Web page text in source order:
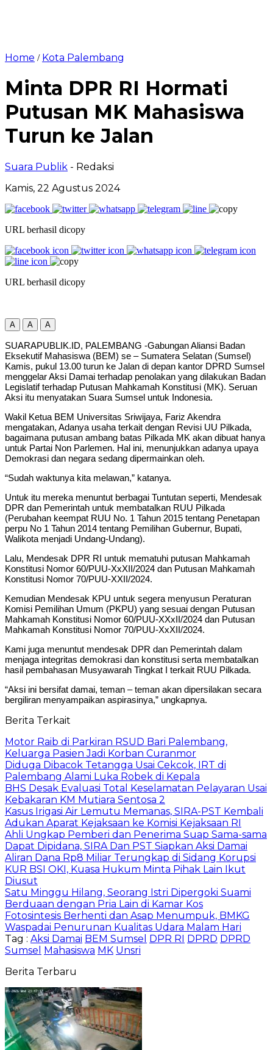
Home / Kota Palembang
Minta DPR RI Hormati
Putusan MK Mahasiswa
Turun ke Jalan
Suara Publik - Redaksi
Kamis, 22 Agustus 2024
URL berhasil dicopy
URL berhasil dicopy
A A A
SUARAPUBLIK.ID, PALEMBANG -Gabungan Aliansi Badan
Eksekutif Mahasiswa (BEM) se – Sumatera Selatan (Sumsel)
Kamis, pukul 13.00 turun ke Jalan di depan kantor DPRD Sumsel
menggelar Aksi Damai terhadap penolakan yang dilakukan Badan
Legislatif terhadap Putusan Mahkamah Konstitusi (MK). Seruan
Aksi itu menyatakan Suara Sumsel untuk Indonesia.
Wakil Ketua BEM Universitas Sriwijaya, Fariz Akendra
mengatakan, Adanya usaha terkait dengan Revisi UU Pilkada,
bagaimana putusan ambang batas Pilkada MK akan dibuat hanya
untuk Partai Non Parlemen. Hal ini, menunjukkan adanya upaya
Demokrasi dan negara sedang dipermainkan oleh.
“Sudah waktunya kita melawan,” katanya.
Untuk itu mereka menuntut berbagai Tuntutan seperti, Mendesak
DPR dan Pemerintah untuk membatalkan RUU Pilkada
(Perubahan keempat RUU No. 1 Tahun 2015 tentang Penetapan
perpu No 1 Tahun 2014 tentang Pemilihan Gubernur, Bupati,
Walikota menjadi Undang-Undang).
Lalu, Mendesak DPR RI untuk mematuhi putusan Mahkamah
Konstitusi Nomor 60/PUU-XxXII/2024 dan Putusan Mahkamah
Konstitusi Nomor 70/PUU-XXII/2024.
Kemudian Mendesak KPU untuk segera menyusun Peraturan
Komisi Pemilihan Umum (PKPU) yang sesuai dengan Putusan
Mahkamah Konstitusi Nomor 60/PUU-XXxII/2024 dan Putusan
Mahkamah Konstitusi Nomor 70/PUU-XxXII/2024.
Kami juga menuntut mendesak DPR dan Pemerintah dalam
menjaga integritas demokrasi dan konstitusi serta membatalkan
hasil pembahasan Musyawarah Tingkat I terkait RUU Pilkada.
“Aksi ini bersifat damai, teman – teman akan dipersilakan secara
bergiliran menyampaikan aspirasinya,” ungkapnya.
Berita Terkait
Motor Raib di Parkiran RSUD Bari Palembang,
Keluarga Pasien Jadi Korban Curanmor
Diduga Dibacok Tetangga Usai Cekcok, IRT di
Palembang Alami Luka Robek di Kepala
BHS Desak Evaluasi Total Keselamatan Pelayaran Usai
Kebakaran KM Mutiara Sentosa 2
Kasus Irigasi Air Lemutu Memanas, SIRA-PST Kembali
Adukan Aparat Kejaksaan ke Komisi Kejaksaan RI
Ahli Ungkap Pemberi dan Penerima Suap Sama-sama
Dapat Dipidana, SIRA Dan PST Siapkan Aksi Damai
Aliran Dana Rp8 Miliar Terungkap di Sidang Korupsi
KUR BSI OKI, Kuasa Hukum Minta Pihak Lain Ikut
Diusut
Satu Minggu Hilang, Seorang Istri Dipergoki Suami
Berduaan dengan Pria Lain di Kamar Kos
Fotosintesis Berhenti dan Asap Menumpuk, BMKG
Waspadai Penurunan Kualitas Udara Malam Hari
Tag : Aksi Damai BEM Sumsel DPR RI DPRD DPRD
Sumsel Mahasiswa MK Unsri
Berita Terbaru